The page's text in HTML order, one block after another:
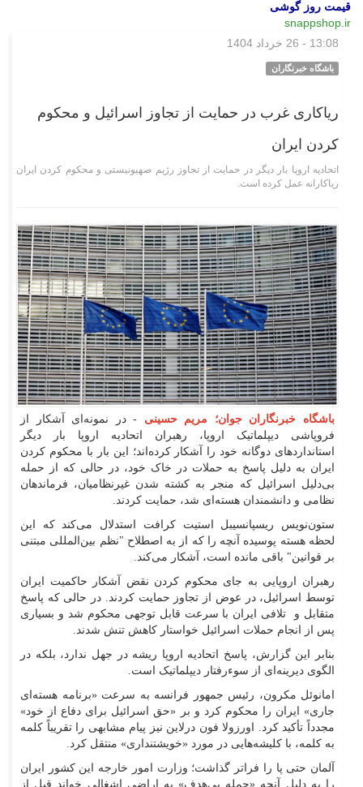
قیمت روز گوشی
snappshop.ir
13:08 - 26 خرداد 1404
باشگاه خبرنگاران
ریاکاری غرب در حمایت از تجاوز اسرائیل و محکوم
کردن ایران
اتحادیه اروپا بار دیگر در حمایت از تجاوز رژیم صهیونیستی و محکوم کردن ایران
ریاکارانه عمل کرده است.
باشگاه خبرنگاران جوان؛ مریم حسینی - در نمونه‌ای آشکار از
فروپاشی دیپلماتیک اروپا، رهبران اتحادیه اروپا بار دیگر
استاندارد‌های دوگانه خود را آشکار کرده‌اند؛ این بار با محکوم کردن
ایران به دلیل پاسخ به حملات در خاک خود، در حالی که از حمله
بی‌دلیل اسرائیل که منجر به کشته شدن غیرنظامیان، فرماندهان
نظامی و دانشمندان هسته‌ای شد، حمایت کردند.
ستون‌نویس ریسپانسیبل استیت کرافت استدلال می‌کند که این
لحظه هسته پوسیده آنچه را که از به اصطلاح "نظم بین‌المللی مبتنی
بر قوانین" باقی مانده است، آشکار می‌کند.
رهبران اروپایی به جای محکوم کردن نقض آشکار حاکمیت ایران
توسط اسرائیل، در عوض از تجاوز حمایت کردند. در حالی که پاسخ
متقابل و تلافی ایران با سرعت قابل توجهی محکوم شد و بسیاری
پس از انجام حملات اسرائیل خواستار کاهش تنش شدند.
بنابر این گزارش، پاسخ اتحادیه اروپا ریشه در جهل ندارد، بلکه در
الگوی دیرینه‌ای از سوءرفتار دیپلماتیک است.
امانوئل مکرون، رئیس جمهور فرانسه به سرعت «برنامه هسته‌ای
جاری» ایران را محکوم کرد و بر «حق اسرائیل برای دفاع از خود»
مجدداً تأکید کرد. اورزولا فون درلاین نیز پیام مشابهی را تقریباً کلمه
به کلمه، با کلیشه‌هایی در مورد «خویشتنداری» منتقل کرد.
آلمان حتی پا را فراتر گذاشت؛ وزارت امور خارجه این کشور ایران
را به دلیل آنچه «حمله بی‌هدف» به اراضی اشغالی خواند قبل از